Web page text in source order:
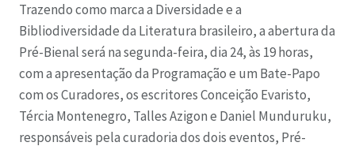
Trazendo como marca a Diversidade e a
Bibliodiversidade da Literatura brasileiro, a abertura da
Pré-Bienal será na segunda-feira, dia 24, às 19 horas,
com a apresentação da Programação e um Bate-Papo
com os Curadores, os escritores Conceição Evaristo,
Tércia Montenegro, Talles Azigon e Daniel Munduruku,
responsáveis pela curadoria dos dois eventos, Pré-